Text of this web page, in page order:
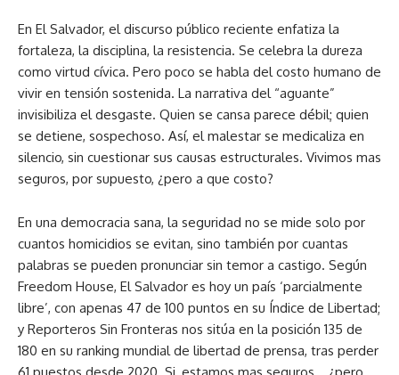
En El Salvador, el discurso público reciente enfatiza la
fortaleza, la disciplina, la resistencia. Se celebra la dureza
como virtud cívica. Pero poco se habla del costo humano de
vivir en tensión sostenida. La narrativa del “aguante”
invisibiliza el desgaste. Quien se cansa parece débil; quien
se detiene, sospechoso. Así, el malestar se medicaliza en
silencio, sin cuestionar sus causas estructurales. Vivimos mas
seguros, por supuesto, ¿pero a que costo?
En una democracia sana, la seguridad no se mide solo por
cuantos homicidios se evitan, sino también por cuantas
palabras se pueden pronunciar sin temor a castigo. Según
Freedom House, El Salvador es hoy un país ‘parcialmente
libre’, con apenas 47 de 100 puntos en su Índice de Libertad;
y Reporteros Sin Fronteras nos sitúa en la posición 135 de
180 en su ranking mundial de libertad de prensa, tras perder
61 puestos desde 2020. Si, estamos mas seguros… ¿pero